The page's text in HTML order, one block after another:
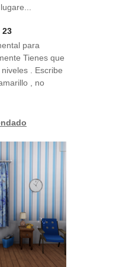
23
para
Tienes que
. Escribe
, no